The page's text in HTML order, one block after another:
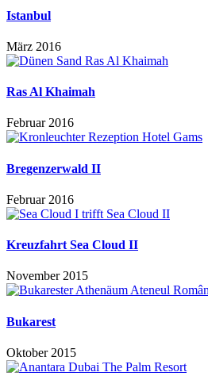
Istanbul
März 2016
Ras Al Khaimah
Februar 2016
Bregenzerwald II
Februar 2016
Kreuzfahrt Sea Cloud II
November 2015
Bukarest
Oktober 2015